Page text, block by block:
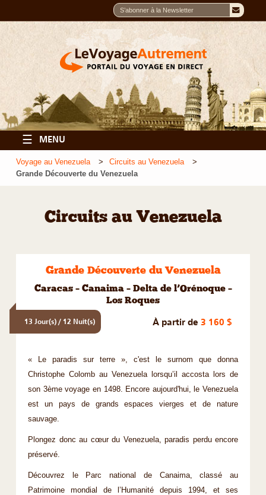
☰ MENU
Voyage au Venezuela
Circuits au Venezuela
Grande Découverte du Venezuela
Circuits au Venezuela
Grande Découverte du Venezuela
Caracas – Canaima – Delta de l’Orénoque –
Los Roques
13 Jour(s) / 12 Nuit(s) À partir de 3 160 $
« Le paradis sur terre », c'est le surnom que donna
Christophe Colomb au Venezuela lorsqu’il accosta lors de
son 3ème voyage en 1498. Encore aujourd'hui, le Venezuela
est un pays de grands espaces vierges et de nature
sauvage.
Plongez donc au cœur du Venezuela, paradis perdu encore
préservé.
Découvrez le Parc national de Canaima, classé au
Patrimoine mondial de l’Humanité depuis 1994, et ses